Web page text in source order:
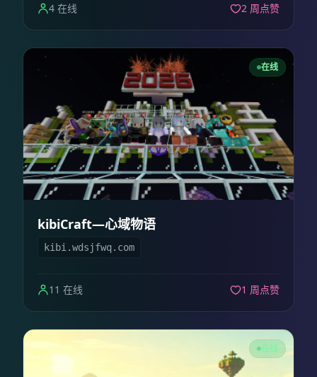
4 在线 2 周点赞
在线
kibiCraft—心域物语
kibi.wdsjfwq.com
11 在线 1 周点赞
在线